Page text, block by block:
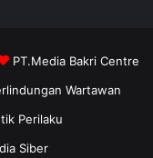
PT.Media Bakri Centre
Wartawan
Perilaku
Siber